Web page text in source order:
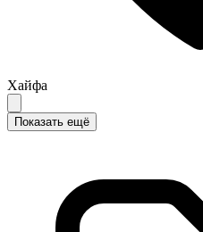
Хайфа
Показать ещё